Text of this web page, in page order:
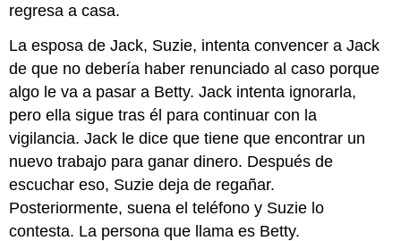
regresa a casa.
La esposa de Jack, Suzie, intenta convencer a Jack
de que no debería haber renunciado al caso porque
algo le va a pasar a Betty. Jack intenta ignorarla,
pero ella sigue tras él para continuar con la
vigilancia. Jack le dice que tiene que encontrar un
nuevo trabajo para ganar dinero. Después de
escuchar eso, Suzie deja de regañar.
Posteriormente, suena el teléfono y Suzie lo
contesta. La persona que llama es Betty.